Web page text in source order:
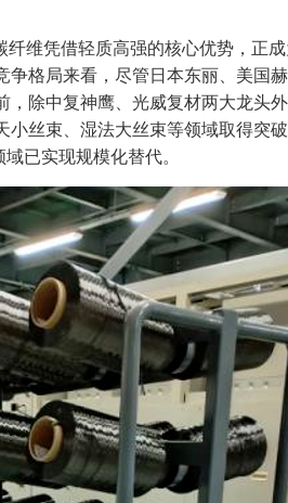
维凭借轻质高强的核心优势，正
格局来看，尽管日本东丽、美国
除中复神鹰、光威复材两大龙头
丝束、湿法大丝束等领域取得突
已实现规模化替代。